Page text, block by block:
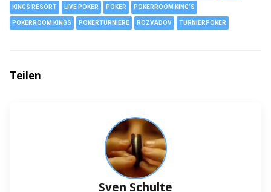
KINGS RESORT LIVE POKER POKER POKERROOM KING’S
POKERROOM KINGS POKERTURNIERE ROZVADOV TURNIERPOKER
Teilen
Sven Schulte